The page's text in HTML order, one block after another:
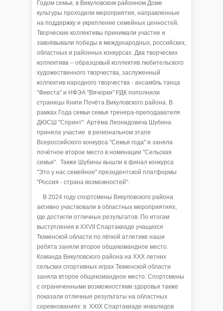
Годом семьи, в Викуловском районном Доме
культуры проходили мероприятия, направленные
на поддержку и укрепление семейных ценностей.
Творческие коллективы принимали участие и
завоёвывали победы в международных, российских,
областных и районных конкурсах. Два творческих
коллектива – образцовый коллектив любительского
художественного творчества, заслуженный
коллектив народного творчества - ансамбль танца
"Фиеста" и НФЭА "Вячорки" РДК пополнили
страницы Книги Почёта Викуловского района. В
рамках Года семьи семья тренера-преподавателя
ДЮСШ "Спринт" Артёма Леонидовича Шубина
приняла участие в региональном этапе
Всероссийского конкурса "Семья года" и заняла
почётное второе место в номинации "Сельская
семья". Также Шубины вышли в финал конкурса
"Это у нас семейное" президентской платформы
"Россия - страна возможностей".
В 2024 году спортсмены Викуловского района
активно участвовали в областных мероприятиях,
где достигли отличных результатов. По итогам
выступления в XXVII Спартакиаде учащихся
Тюменской области по лёгкой атлетике наши
ребята заняли второе общекомандное место.
Команда Викуловского района на XXX летних
сельских спортивных играх Тюменской области
заняла второе общекомандное место. Спортсмены
с ограниченными возможностями здоровья также
показали отличные результаты на областных
соревнованиях: в XXIX Спартакиаде инвалидов